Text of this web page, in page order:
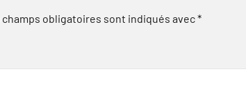
champs obligatoires sont indiqués avec*